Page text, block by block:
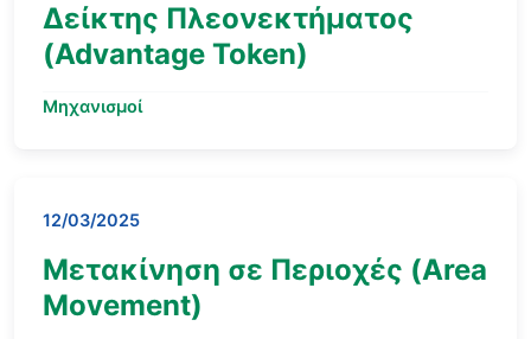
Δείκτης Πλεονεκτήματος
(Advantage Token)
Μηχανισμοί
12/03/2025
Μετακίνηση σε Περιοχές (Area
Movement)